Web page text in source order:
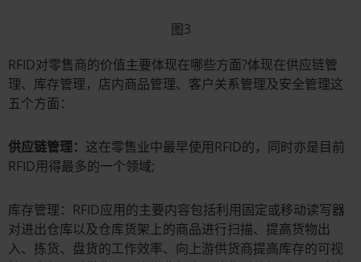
图3
RFID对零售商的价值主要体现在哪些方面?体现在供应链管
理、库存管理，店内商品管理、客户关系管理及安全管理这
五个方面：
供应链管理： 这在零售业中最早使用RFID的，同时亦是目前
RFID用得最多的一个领域;
库存管理：RFID应用的主要内容包括利用固定或移动读写器
对进出仓库以及仓库货架上的商品进行扫描、提高货物出
入、拣货、盘货的工作效率、向上游供货商提高库存的可视